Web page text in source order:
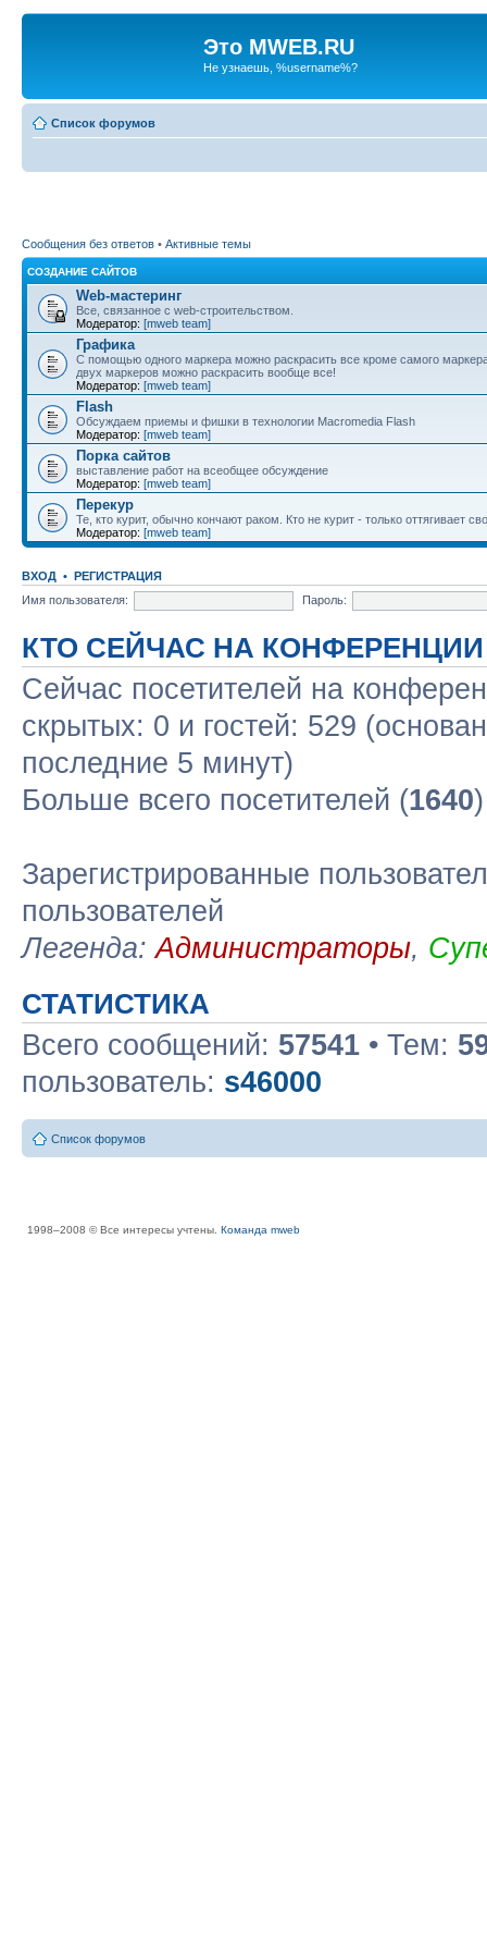
Это MWEB.RU
Не узнаешь, %username%?
Список форумов
Сообщения без ответов • Активные темы
СОЗДАНИЕ САЙТОВ
Web-мастеринг
Все, связанное с web-строительством.
Модератор: [mweb team]
Графика
С помощью одного маркера можно раскрасить все кроме самого
двух маркеров можно раскрасить вообще все!
Модератор: [mweb team]
Flash
Обсуждаем приемы и фишки в технологии Macromedia Flash
Модератор: [mweb team]
Порка сайтов
выставление работ на всеобщее обсуждение
Модератор: [mweb team]
Перекур
Те, кто курит, обычно кончают раком. Кто не курит - только оттягивает
Модератор: [mweb team]
ВХОД • РЕГИСТРАЦИЯ
Имя пользователя:
Пароль:
КТО СЕЙЧАС НА КОНФЕРЕНЦИИ
Сейчас посетителей на
скрытых: 0 и гостей: 529
последние 5 минут)
Больше всего посетителей (1640
Зарегистрированные
пользователей
Легенда:Администраторы,
СТАТИСТИКА
Всего сообщений: 57541 • Тем:
пользователь: s46000
Список форумов
1998–2008 © Все интересы учтены. Команда mweb